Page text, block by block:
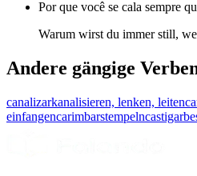
Por que você se cala sempre
Warum wirst du immer still,
Andere gängige
canalizarkanalisieren, lenken, leiten
einfangencarimbarstempelncastigar